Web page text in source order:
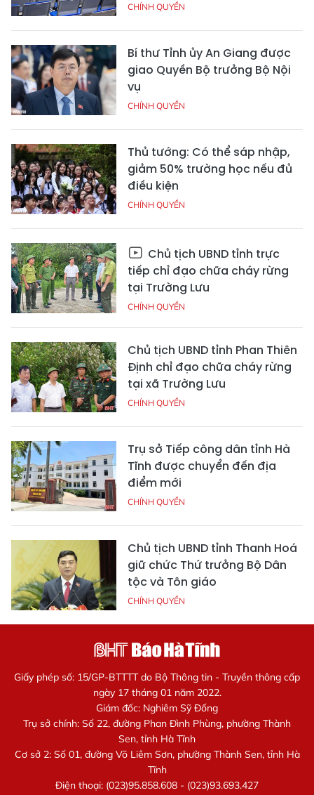
CHÍNH QUYỀN
Bí thư Tỉnh ủy An Giang được
giao Quyền Bộ trưởng Bộ Nội
vụ
CHÍNH QUYỀN
Thủ tướng: Có thể sáp nhập,
giảm 50% trường học nếu đủ
điều kiện
CHÍNH QUYỀN
Chủ tịch UBND tỉnh trực
tiếp chỉ đạo chữa cháy rừng
tại Trường Lưu
CHÍNH QUYỀN
Chủ tịch UBND tỉnh Phan Thiên
Định chỉ đạo chữa cháy rừng
tại xã Trường Lưu
CHÍNH QUYỀN
Trụ sở Tiếp công dân tỉnh Hà
Tĩnh được chuyển đến địa
điểm mới
CHÍNH QUYỀN
Chủ tịch UBND tỉnh Thanh Hoá
giữ chức Thứ trưởng Bộ Dân
tộc và Tôn giáo
CHÍNH QUYỀN
Giấy phép số: 15/GP-BTTTT do Bộ Thông tin - Truyền thông cấp
ngày 17 tháng 01 năm 2022.
Giám đốc: Nghiêm Sỹ Đống
Trụ sở chính: Số 22, đường Phan Đình Phùng, phường Thành
Sen, tỉnh Hà Tĩnh
Cơ sở 2: Số 01, đường Võ Liêm Sơn, phường Thành Sen, tỉnh Hà
Tĩnh
Điện thoại: (023)95.858.608 - (023)93.693.427